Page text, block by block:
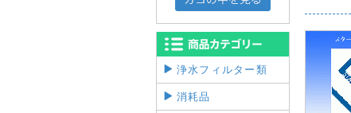
浄水フィルター類
消耗品